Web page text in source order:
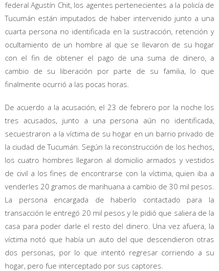
federal Agustín Chit, los agentes pertenecientes a la policía de
Tucumán están imputados de haber intervenido junto a una
cuarta persona no identificada en la sustracción, retención y
ocultamiento de un hombre al que se llevaron de su hogar
con el fin de obtener el pago de una suma de dinero, a
cambio de su liberación por parte de su familia, lo que
finalmente ocurrió a las pocas horas.
De acuerdo a la acusación, el 23 de febrero por la noche los
tres acusados, junto a una persona aún no identificada,
secuestraron a la víctima de su hogar en un barrio privado de
la ciudad de Tucumán. Según la reconstrucción de los hechos,
los cuatro hombres llegaron al domicilio armados y vestidos
de civil a los fines de encontrarse con la víctima, quien iba a
venderles 20 gramos de marihuana a cambio de 30 mil pesos.
La persona encargada de haberlo contactado para la
transacción le entregó 20 mil pesos y le pidió que saliera de la
casa para poder darle el resto del dinero. Una vez afuera, la
víctima notó que había un auto del que descendieron otras
dos personas, por lo que intentó regresar corriendo a su
hogar, pero fue interceptado por sus captores.